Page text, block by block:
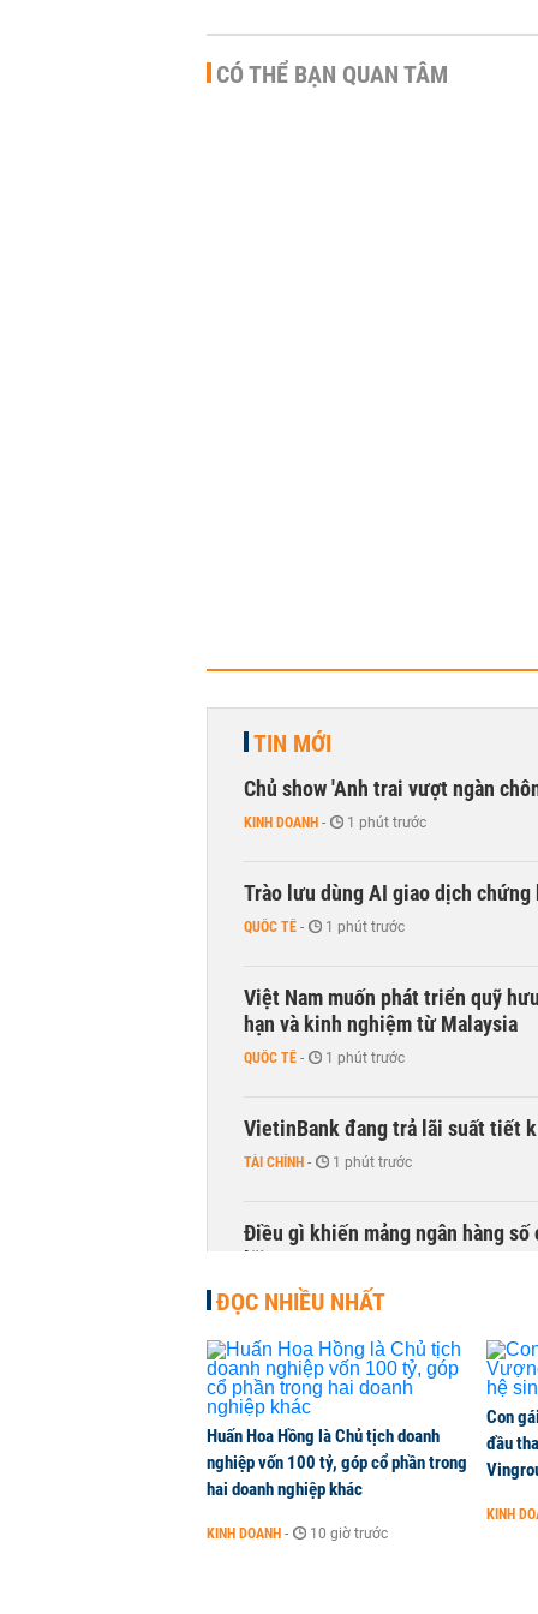
CÓ THỂ BẠN QUAN TÂM
TIN MỚI
Chủ show 'Anh trai vượt ngàn
KINH DOANH - 1 phút trước
Trào lưu dùng AI giao dịch chứng
QUỐC TẾ - 1 phút trước
Việt Nam muốn phát triển quỹ
hạn và kinh nghiệm từ Malaysia
QUỐC TẾ - 1 phút trước
VietinBank đang trả lãi suất tiết
TÀI CHÍNH - 1 phút trước
Điều gì khiến mảng ngân hàng số
lãi?
KINH DOANH - 1 phút trước
Quy mô quỹ PYN Elite giảm hơn
CHỨNG KHOÁN - 1 phút trước
Phía sau một Đà Nẵng đáng
CHUYỂN ĐỘNG THỊ TRƯỜNG
Một doanh nghiệp trúng thầu
ĐỌC NHIỀU NHẤT
Huấn Hoa Hồng là Chủ tịch doanh
nghiệp vốn 100 tỷ, góp cổ phần trong
hai doanh nghiệp khác
KINH DOANH - 10 giờ trước
Con
đầu
KINH